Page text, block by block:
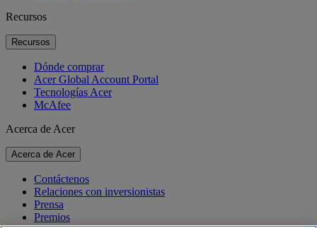
Recursos
Recursos
Dónde comprar
Acer Global Account Portal
Tecnologías Acer
McAfee
Acerca de Acer
Acerca de Acer
Contáctenos
Relaciones con inversionistas
Prensa
Premios